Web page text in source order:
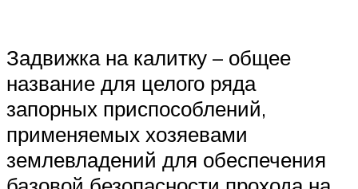
Задвижка на калитку – общее
название для целого ряда
запорных приспособлений,
применяемых хозяевами
землевладений для обеспечения